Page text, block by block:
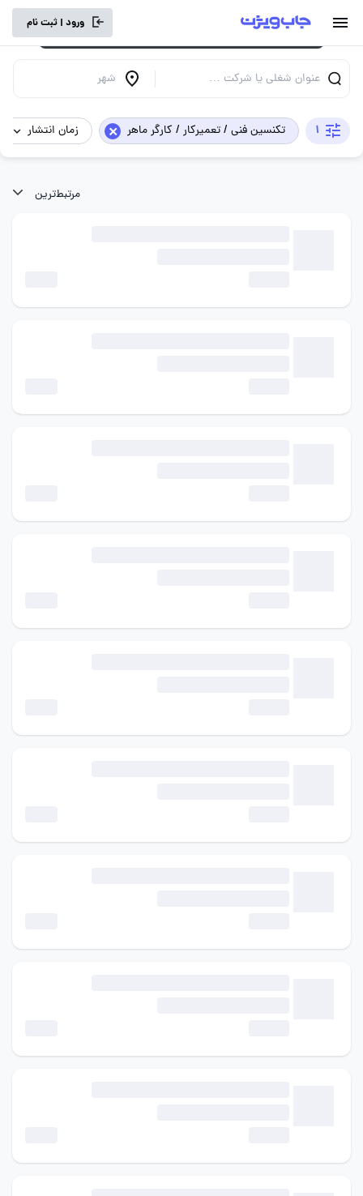
ورود | ثبت نام
عنوان شغلی یا شرکت … شهر
1 تکنسین فنی / تعمیرکار / کارگر ماهر × زمان انتشار
برای تجربه کاربری بهتر و سرعت بالاتر، vpn
خود را خاموش کنید.